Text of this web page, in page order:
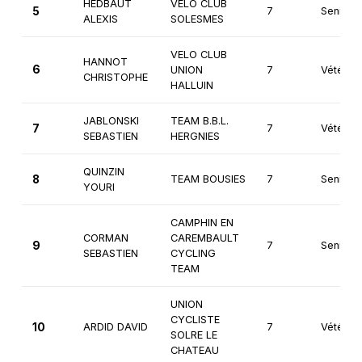
5
HEDBAUT
ALEXIS
VELO CLUB
SOLESMES
7 Seniors
6
HANNOT
CHRISTOPHE
VELO CLUB
UNION
HALLUIN
7
7
JABLONSKI
SEBASTIEN
TEAM B.B.L.
HERGNIES
7
8
QUINZIN
YOURI
TEAM BOUSIES 7 Seniors
9
CORMAN
SEBASTIEN
CAMPHIN EN
CAREMBAULT
CYCLING
TEAM
7 Seniors
10 ARDID DAVID
UNION
CYCLISTE
SOLRE LE
CHATEAU
7